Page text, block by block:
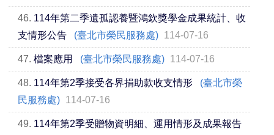
46. 114年第二季遺孤認養暨鴻欽獎學金成果統計、收
支情形公告
(臺北市榮民服務處) 114-07-16
47. 檔案應用 (臺北市榮民服務處) 114-07-16
48. 114年第2季接受各界捐助款收支情形
(臺北市榮
民服務處) 114-07-16
49. 114年第2季受贈物資明細、運用情形及成果報告